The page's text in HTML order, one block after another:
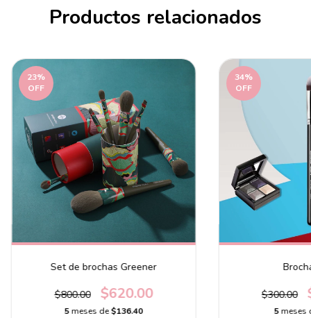
Productos relacionados
23%
OFF
Set de brochas Greener
$800.00 $620.00
5meses de$136.40
34%
OFF
$300.00
5meses